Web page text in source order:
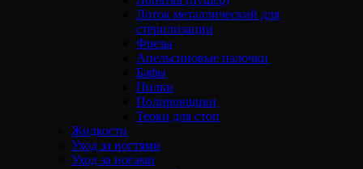
Лоток металлический для
стерилизации
Фрезы
Апельсиновые палочки
Бафы
Пилки
Полировщики
Терки для стоп
Жидкости
Уход за ногтями
Уход за ногами